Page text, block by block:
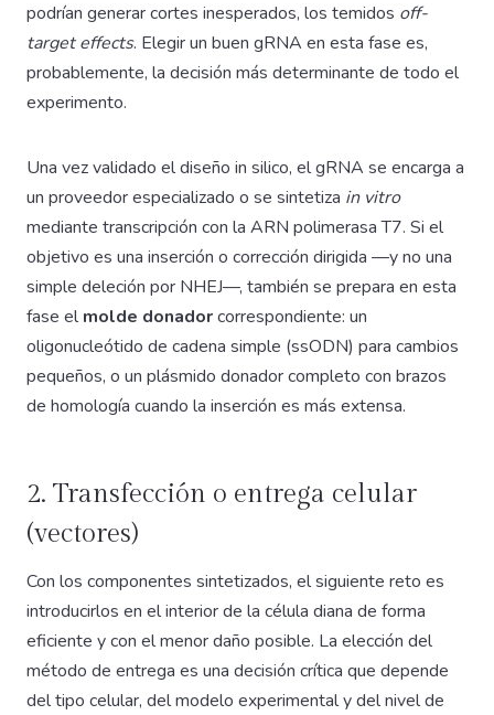
podrían generar cortes inesperados, los temidos off-
target effects. Elegir un buen gRNA en esta fase es,
probablemente, la decisión más determinante de todo el
experimento.
Una vez validado el diseño in silico, el gRNA se encarga a
un proveedor especializado o se sintetiza in vitro
mediante transcripción con la ARN polimerasa T7. Si el
objetivo es una inserción o corrección dirigida —y no una
simple deleción por NHEJ—, también se prepara en esta
fase elmolde donadorcorrespondiente: un
oligonucleótido de cadena simple (ssODN) para cambios
pequeños, o un plásmido donador completo con brazos
de homología cuando la inserción es más extensa.
2. Transfección o entrega celular
(vectores)
Con los componentes sintetizados, el siguiente reto es
introducirlos en el interior de la célula diana de forma
eficiente y con el menor daño posible. La elección del
método de entrega es una decisión crítica que depende
del tipo celular, del modelo experimental y del nivel de